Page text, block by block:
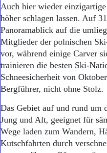
Auch hier wieder
höher schlagen lassen. Auf
Panoramablick auf die
Mitglieder der polnischen
vor, während einige Carver
trainieren die besten Ski-
Schneesicherheit von
Bergführer, nicht ohne Stolz.
Das Gebiet auf und rund um
Jung und Alt, geeignet für
Wege laden zum Wandern,
Kutschfahrten durch